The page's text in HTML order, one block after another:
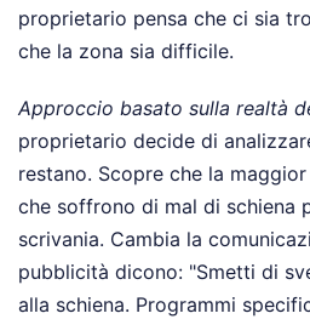
proprietario pensa che ci sia
che la zona sia difficile.
Approccio basato sulla realtà
proprietario decide di
restano. Scopre che la
che soffrono di mal di schiena
scrivania. Cambia la
pubblicità dicono: "Smetti di
alla schiena. Programmi